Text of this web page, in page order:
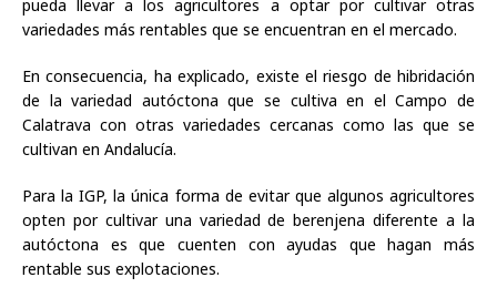
pueda llevar a los agricultores a optar por cultivar otras
variedades más rentables que se encuentran en el mercado.
En consecuencia, ha explicado, existe el riesgo de hibridación
de la variedad autóctona que se cultiva en el Campo de
Calatrava con otras variedades cercanas como las que se
cultivan en Andalucía.
Para la IGP, la única forma de evitar que algunos agricultores
opten por cultivar una variedad de berenjena diferente a la
autóctona es que cuenten con ayudas que hagan más
rentable sus explotaciones.